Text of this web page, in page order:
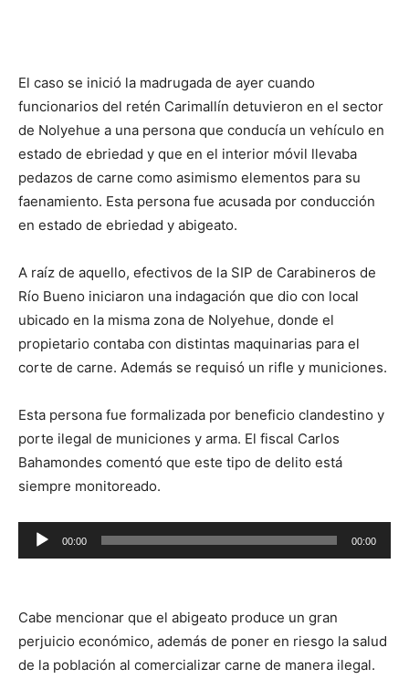
El caso se inició la madrugada de ayer cuando
funcionarios del retén Carimallín detuvieron en el sector
de Nolyehue a una persona que conducía un vehículo en
estado de ebriedad y que en el interior móvil llevaba
pedazos de carne como asimismo elementos para su
faenamiento. Esta persona fue acusada por conducción
en estado de ebriedad y abigeato.
A raíz de aquello, efectivos de la SIP de Carabineros de
Río Bueno iniciaron una indagación que dio con local
ubicado en la misma zona de Nolyehue, donde el
propietario contaba con distintas maquinarias para el
corte de carne. Además se requisó un rifle y municiones.
Esta persona fue formalizada por beneficio clandestino y
porte ilegal de municiones y arma. El fiscal Carlos
Bahamondes comentó que este tipo de delito está
siempre monitoreado.
Reproductor
de
00:00 00:00
Cabe mencionar que el abigeato produce un gran
perjuicio económico, además de poner en riesgo la salud
de la población al comercializar carne de manera ilegal.